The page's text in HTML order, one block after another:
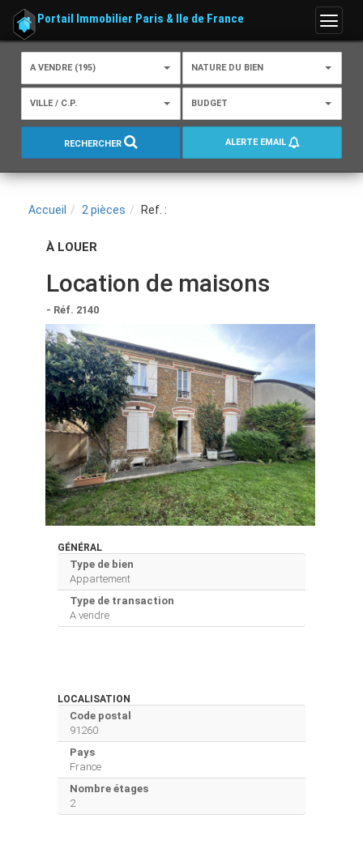
Menu
Portail Immobilier Paris & Ile de France
A VENDRE (195) NATURE DU BIEN
VILLE / C.P. BUDGET
RECHERCHER ALERTE EMAIL
Accueil 2 pièces Ref. :
À LOUER
Location de maisons
- Réf. 2140
GÉNÉRAL
Type de bien
Appartement
Type de transaction
A vendre
LOCALISATION
Code postal
91260
Pays
France
Nombre étages
2